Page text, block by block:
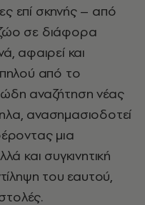
επί σκηνής – από
σε διάφορα
αφαιρεί και
από το
αναζήτηση νέας
ανασημασιοδοτεί
μια
και συγκινητική
του εαυτού,